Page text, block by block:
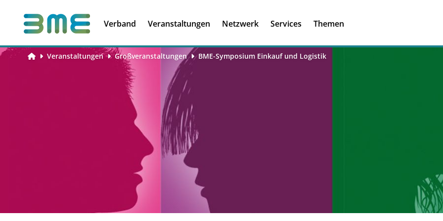
Verband Veranstaltungen
Führungskompetenzen
Netzwerk
Services Themen
Ich habe einen
Veranstaltungen Großveranstaltungen BME-Symposium Einkauf und Logistik